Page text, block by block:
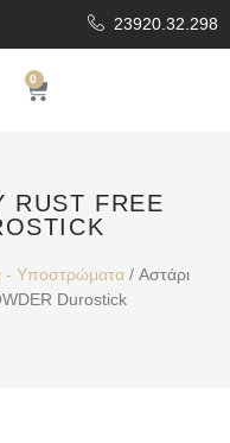
23920.32.298
0
FREE
- Υποστρώματα/ Αστάρι
Durostick